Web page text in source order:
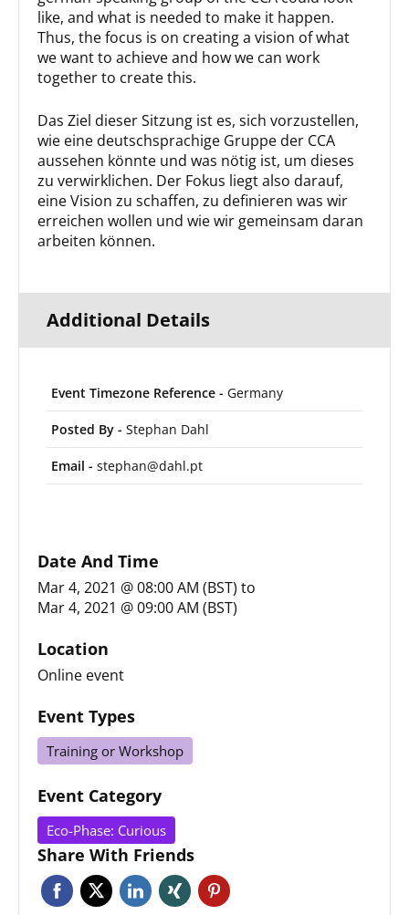
like, and what is needed to make it happen.
Thus, the focus is on creating a vision of what
we want to achieve and how we can work
together to create this.
Das Ziel dieser Sitzung ist es, sich vorzustellen,
wie eine deutschsprachige Gruppe der CCA
aussehen könnte und was nötig ist, um dieses
zu verwirklichen. Der Fokus liegt also darauf,
eine Vision zu schaffen, zu definieren was wir
erreichen wollen und wie wir gemeinsam daran
arbeiten können.
Additional Details
Event Timezone Reference - Germany
Posted By - Stephan Dahl
Email - stephan@dahl.pt
Date And Time
Mar 4, 2021 @ 08:00 AM (BST) to
Mar 4, 2021 @ 09:00 AM (BST)
Location
Online event
Event Types
Training or Workshop
Event Category
Eco-Phase: Curious
Share With Friends